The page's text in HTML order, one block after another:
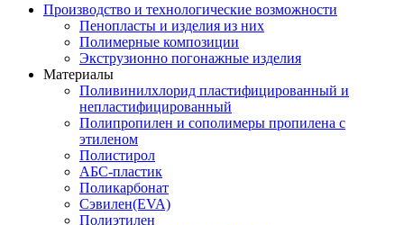
Производство и технологические возможности
Пенопласты и изделия из них
Полимерные композиции
Экструзионно погонажные изделия
Материалы
Поливинилхлорид пластифицированный и
непластифицированный
Полипропилен и сополимеры пропилена с
этиленом
Полистирол
АБС-пластик
Поликарбонат
Сэвилен(EVA)
Полиэтилен